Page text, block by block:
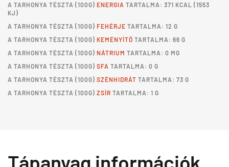
A TARHONYA TÉSZTA (100G) ENERGIA TARTALMA: 371 KCAL (1553
KJ)
A TARHONYA TÉSZTA (100G) FEHÉRJE TARTALMA: 12 G
A TARHONYA TÉSZTA (100G) KEMÉNYÍTŐ TARTALMA: 66 G
A TARHONYA TÉSZTA (100G) NÁTRIUM TARTALMA: 0 MG
A TARHONYA TÉSZTA (100G) SFA TARTALMA: 0 G
A TARHONYA TÉSZTA (100G) SZÉNHIDRÁT TARTALMA: 73 G
A TARHONYA TÉSZTA (100G) ZSÍR TARTALMA: 1 G
Tápanyag információk